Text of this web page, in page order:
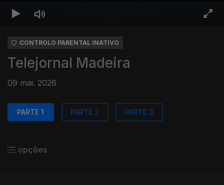
CONTROLO PARENTAL INATIVO
Telejornal Madeira
09 mai. 2026
PARTE 1 PARTE 2 PARTE 3
opções